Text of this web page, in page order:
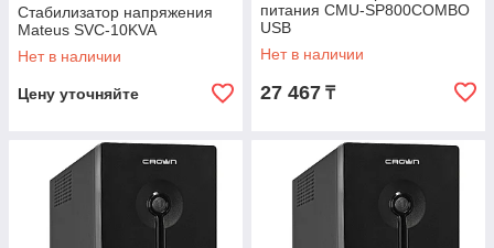
Стабилизатор напряжения
Mateus SVC-10KVA
Нет в наличии
Цену уточняйте
питания CMU-SP800COMBO
USB
Нет в наличии
27 467 ₸